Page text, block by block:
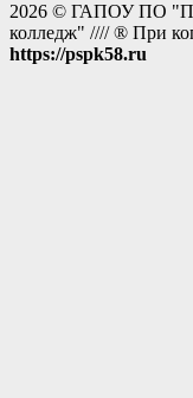
2026 © ГАПОУ ПО
колледж" //// ® При
https://pspk58.ru